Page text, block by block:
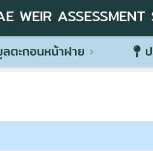
WEIR ASSESSMENT
ตะกอนหน้าฝาย ป